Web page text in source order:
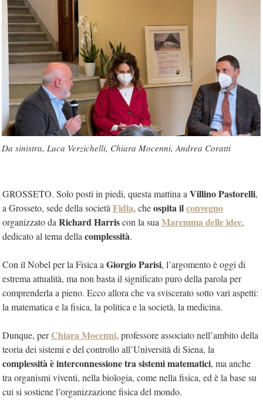
Da sinistra, Luca Verzichelli, Chiara Mocenni, Andrea Coratti
GROSSETO. Solo posti in piedi, questa mattina a Villino Pastorelli,
a Grosseto, sede della società Fidia, cheospita ilconvegno
organizzato da Richard Harriscon la sua Maremma delle idee,
dedicato al tema della complessità.
Con il Nobel per la Fisica a Giorgio Parisi, l’argomento è oggi di
estrema attualità, ma non basta il significato puro della parola per
comprenderla a pieno. Ecco allora che va sviscerato sotto vari aspetti:
la matematica e la fisica, la politica e la società, la medicina.
Dunque, perChiara Mocenni,professore associato nell’ambito della
teoria dei sistemi e del controllo all’Università di Siena, la
complessità è interconnessione tra sistemi matematici, ma anche
tra organismi viventi, nella biologia, come nella fisica, ed è la base su
cui si sostiene l’organizzazione fisica del mondo.